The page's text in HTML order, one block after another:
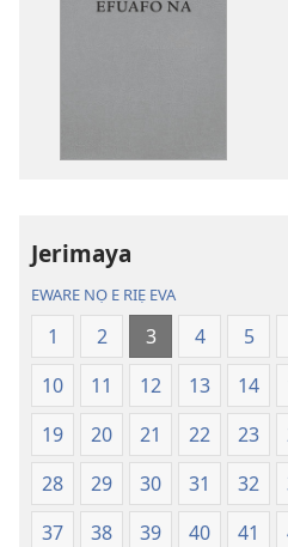
Jerimaya
EWARE NỌ E RIẸ EVA
1 2 3 4 5
10
11 12 13 14
19
20 21 22 23
28
29 30 31 32
37
38 39 40 41